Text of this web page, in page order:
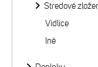
Stredové
Vidlice
Iné